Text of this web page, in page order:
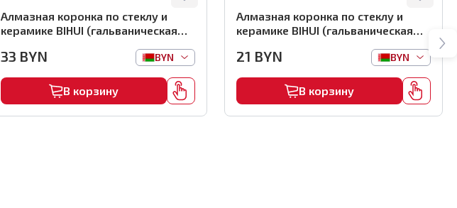
Алмазная коронка по стеклу и
керамике BIHUI (гальваническая
арт.DBW45
33 BYN BYN
В корзину
Алмазная коронка по стеклу и
керамике BIHUI (гальваническая
арт.DBW25
21 BYN BYN
В корзину